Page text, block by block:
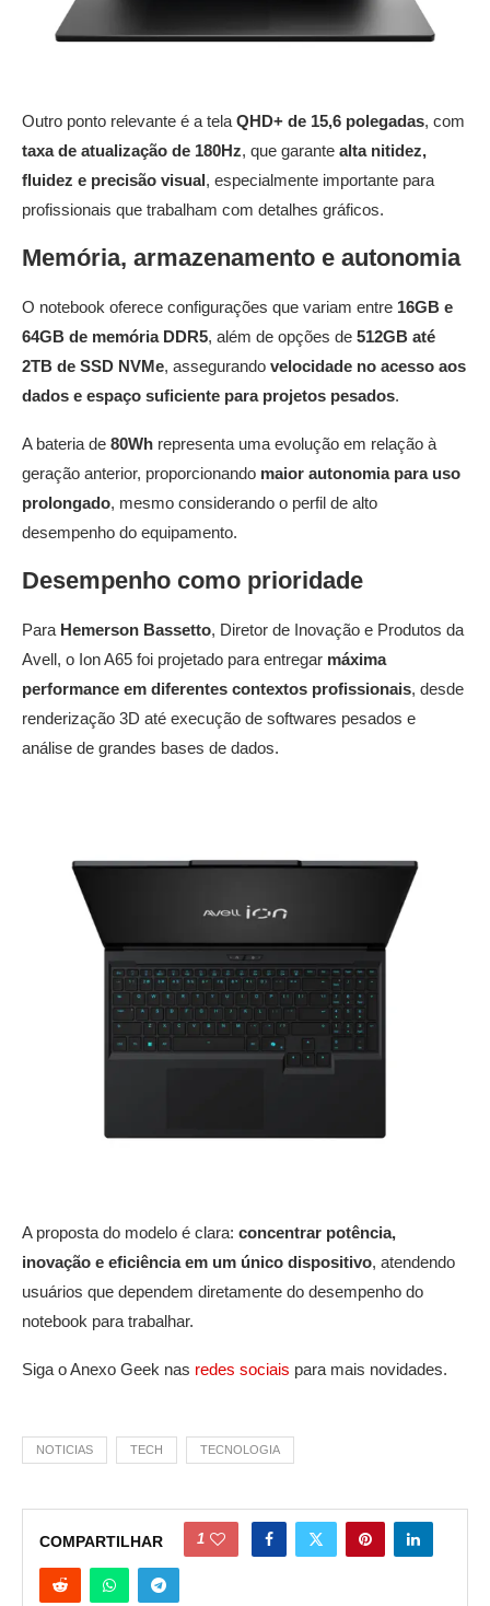
Outro ponto relevante é a tela QHD+ de 15,6 polegadas, com
taxa de atualização de 180Hz, que garante alta nitidez,
fluidez e precisão visual, especialmente importante para
profissionais que trabalham com detalhes gráficos.
Memória, armazenamento e autonomia
O notebook oferece configurações que variam entre 16GB e
64GB de memória DDR5, além de opções de 512GB até
2TB de SSD NVMe, assegurando velocidade no acesso aos
dados e espaço suficiente para projetos pesados.
A bateria de 80Wh representa uma evolução em relação à
geração anterior, proporcionando maior autonomia para uso
prolongado, mesmo considerando o perfil de alto
desempenho do equipamento.
Desempenho como prioridade
Para Hemerson Bassetto, Diretor de Inovação e Produtos da
Avell, o Ion A65 foi projetado para entregar máxima
performance em diferentes contextos profissionais, desde
renderização 3D até execução de softwares pesados e
análise de grandes bases de dados.
A proposta do modelo é clara: concentrar potência,
inovação e eficiência em um único dispositivo, atendendo
usuários que dependem diretamente do desempenho do
notebook para trabalhar.
Siga o Anexo Geek nas redes sociais para mais novidades.
NOTICIAS TECH TECNOLOGIA
COMPARTILHAR 1